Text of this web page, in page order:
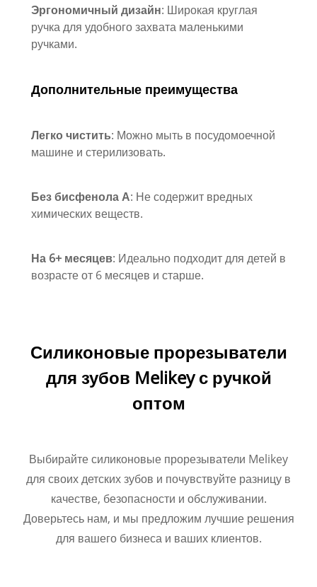
Эргономичный дизайн: Широкая круглая
ручка для удобного захвата маленькими
ручками.
Дополнительные преимущества
Легко чистить: Можно мыть в посудомоечной
машине и стерилизовать.
Без бисфенола А: Не содержит вредных
химических веществ.
На 6+ месяцев: Идеально подходит для детей в
возрасте от 6 месяцев и старше.
Силиконовые прорезыватели
для зубов Melikey с ручкой
оптом
Выбирайте силиконовые прорезыватели Melikey
для своих детских зубов и почувствуйте разницу в
качестве, безопасности и обслуживании.
Доверьтесь нам, и мы предложим лучшие решения
для вашего бизнеса и ваших клиентов.